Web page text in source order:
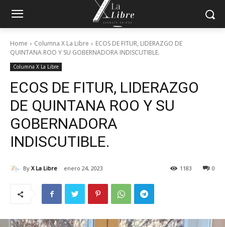
Home Columna X La Libre
ECOS DE FITUR, LIDERAZGO DE
QUINTANA ROO Y SU GOBERNADORA INDISCUTIBLE.
Columna X La Libre
ECOS DE FITUR, LIDERAZGO
DE QUINTANA ROO Y SU
GOBERNADORA
INDISCUTIBLE.
By X La Libre enero 24, 2023 0
1183